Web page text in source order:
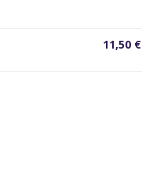
11,50 €